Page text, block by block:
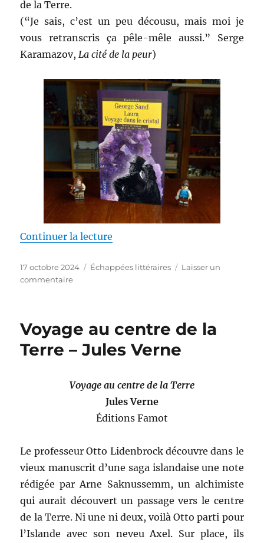
de la Terre.
(“Je sais, c’est un peu décousu, mais moi je
vous retranscris ça pêle-mêle aussi.” Serge
Karamazov,La cité de la peur)
Continuer la lecture
Publié
le
17 octobre 2024 Catégories
Échappées littéraires
Laisser un
commentairesur
le
–
Voyage au centre de la
Terre – Jules Verne
Voyage au centre de la Terre
Jules Verne
Éditions Famot
Le professeur Otto Lidenbrock découvre dans le
vieux manuscrit d’une saga islandaise une note
rédigée par Arne Saknussemm, un alchimiste
qui aurait découvert un passage vers le centre
de la Terre. Ni une ni deux, voilà Otto parti pour
l’Islande avec son neveu Axel. Sur place, ils